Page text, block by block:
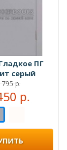
ПГ
серый
р.
р.